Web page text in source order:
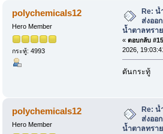
น้ำตาลทรายขาว, น้ำตาลทรายแดง (อ่า
polychemicals12
Hero Member
กระทู้: 4993
Re:
ส่งออ
น้ำตาลทรา
« ตอบกลับ
2026,
ดันกระทู้
polychemicals12
Hero Member
Re:
ส่งออ
น้ำตาลทรา